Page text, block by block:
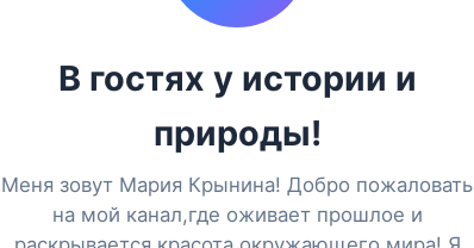
В гостях у истории и
природы!
Меня зовут Мария Крынина! Добро пожаловать
на мой канал,где оживает прошлое и